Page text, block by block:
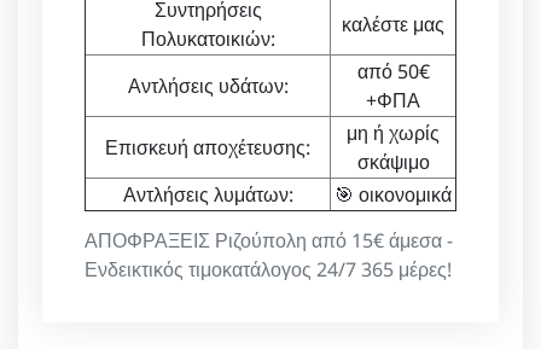
ΑΠΟΦΡΑΞΕΙΣ Ριζούπολη από 15€ άμεσα -
Ενδεικτικός τιμοκατάλογος 24/7 365 μέρες!
Συντηρήσεις
Πολυκατοικιών:
καλέστε μας
Αντλήσεις υδάτων:
από 50€
+ΦΠΑ
Επισκευή αποχέτευσης:
μη ή χωρίς
σκάψιμο
Αντλήσεις λυμάτων:
🎯 οικονομικά